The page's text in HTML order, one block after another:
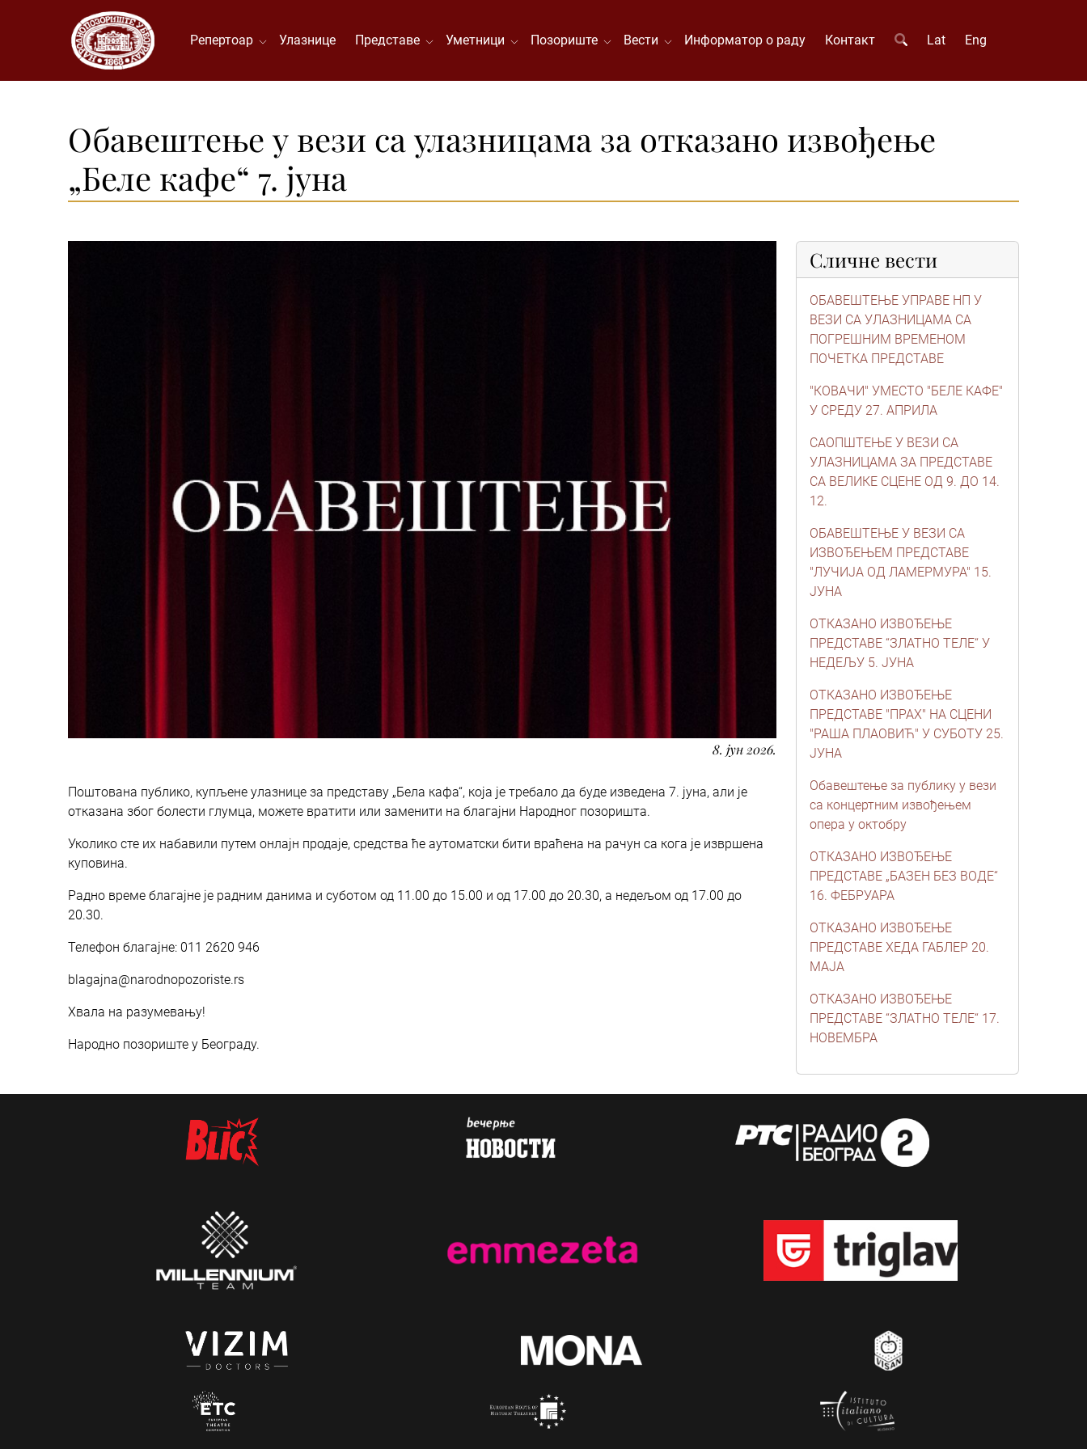
Репертоар Улазнице Представе Уметници Позориште Вести Информатор о раду Контакт Lat Eng
Обавештење у вези са улазницама за отказано извођење
„Беле кафе“ 7. јуна
8. јун 2026.
Поштована публико, купљене улазнице за представу „Бела кафа“, која је требало да буде изведена 7. јуна, али је
отказана због болести глумца, можете вратити или заменити на благајни Народног позоришта.
Уколико сте их набавили путем онлајн продаје, средства ће аутоматски бити враћена на рачун са кога је извршена
куповина.
Радно време благајне је радним данима и суботом од 11.00 до 15.00 и од 17.00 до 20.30, а недељом од 17.00 до
20.30.
Телефон благајне: 011 2620 946
blagajna@narodnopozoriste.rs
Хвала на разумевању!
Народно позориште у Београду.
Сличне вести
ОБАВЕШТЕЊЕ УПРАВЕ НП У
ВЕЗИ СА УЛАЗНИЦАМА СА
ПОГРЕШНИМ ВРЕМЕНОМ
ПОЧЕТКА ПРЕДСТАВЕ
"КОВАЧИ" УМЕСТО "БЕЛЕ КАФЕ"
У СРЕДУ 27. АПРИЛА
САОПШТЕЊЕ У ВЕЗИ СА
УЛАЗНИЦАМА ЗА ПРЕДСТАВЕ
СА ВЕЛИКЕ СЦЕНЕ ОД 9. ДО 14.
12.
ОБАВЕШТЕЊЕ У ВЕЗИ СА
ИЗВОЂЕЊЕМ ПРЕДСТАВЕ
"ЛУЧИЈА ОД ЛАМЕРМУРА" 15.
ЈУНА
ОТКАЗАНО ИЗВОЂЕЊЕ
ПРЕДСТАВЕ “ЗЛАТНО ТЕЛЕ“ У
НЕДЕЉУ 5. ЈУНА
ОТКАЗАНО ИЗВОЂЕЊЕ
ПРЕДСТАВЕ "ПРАХ" НА СЦЕНИ
"РАША ПЛАОВИЋ" У СУБОТУ 25.
ЈУНА
Обавештење за публику у вези
са концертним извођењем
опера у октобру
ОТКАЗАНО ИЗВОЂЕЊЕ
ПРЕДСТАВЕ „БАЗЕН БЕЗ ВОДЕ“
16. ФЕБРУАРА
ОТКАЗАНО ИЗВОЂЕЊЕ
ПРЕДСТАВЕ ХЕДА ГАБЛЕР 20.
МАЈА
ОТКАЗАНО ИЗВОЂЕЊЕ
ПРЕДСТАВЕ “ЗЛАТНО ТЕЛЕ“ 17.
НОВЕМБРА